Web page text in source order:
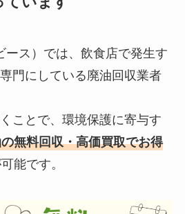
ース）では、飲食店で発生す
門にしている廃油回収業者
ことで、環境保護に寄与す
無料回収・高価買取でお得
能です。